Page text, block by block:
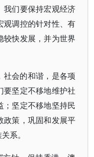
我们要保持宏观经济
观调控的针对性、有
快发展，并为世界
社会的和谐，是各项
坚定不移地维护社
坚定不移地坚持民
政策，巩固和发展平
系。